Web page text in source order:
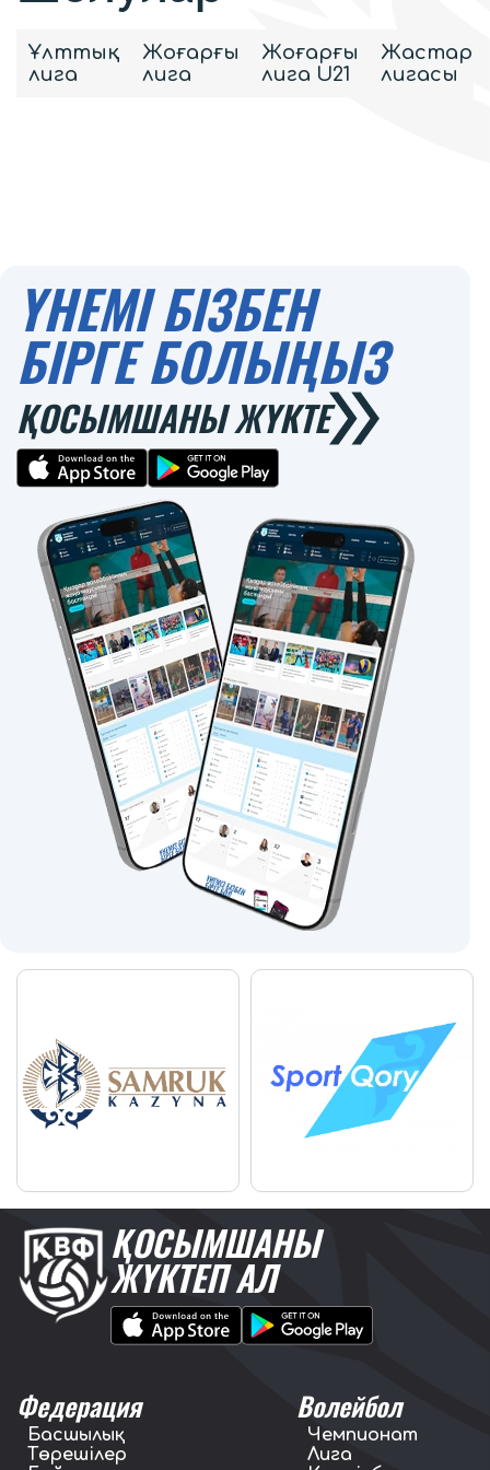
Ұлттық
лига
Жоғарғы
лига
Жоғарғы
лига U21
Жастар
лигасы
ҮНЕМІ БІЗБЕН
БІРГЕ БОЛЫҢЫЗ
ҚОСЫМШАНЫ ЖҮКТЕ
ҚОСЫМШАНЫ
ЖҮКТЕП АЛ
Федерация
Басшылық
Төрешілер
Волейбол
Чемпионат
Лига